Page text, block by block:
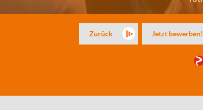
Zurück Jetzt bewerben!